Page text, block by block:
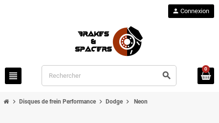
view_headline search
person Connexion
0
chevron_right Disques de frein Performance chevron_right Dodge chevron_right Neon